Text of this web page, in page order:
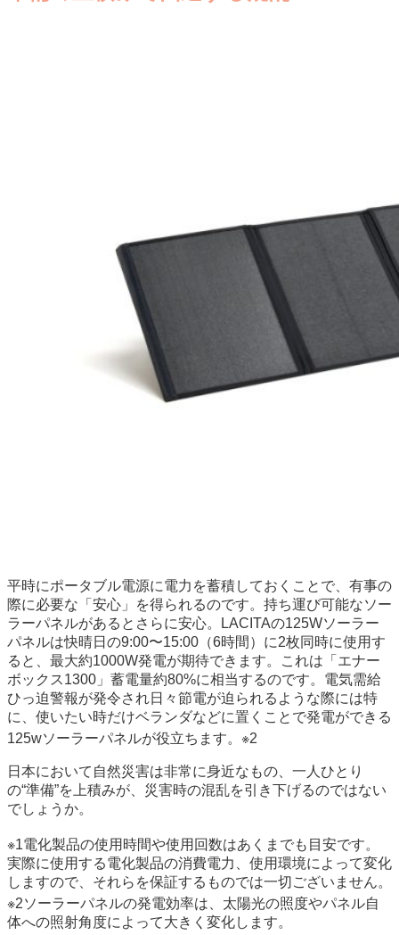
平時にポータブル電源に電力を蓄積しておくことで、有事の
際に必要な「安心」を得られるのです。持ち運び可能なソー
ラーパネルがあるとさらに安心。LACITAの125Wソーラー
パネルは快晴日の9:00〜15:00（6時間）に2枚同時に使用す
ると、最大約1000W発電が期待できます。これは「エナー
ボックス1300」蓄電量約80%に相当するのです。電気需給
ひっ迫警報が発令され日々節電が迫られるような際には特
に、使いたい時だけベランダなどに置くことで発電ができる
125wソーラーパネルが役立ちます。※2
日本において自然災害は非常に身近なもの、一人ひとり
の“準備”を上積みが、災害時の混乱を引き下げるのではない
でしょうか。
※1電化製品の使用時間や使用回数はあくまでも目安です。
実際に使用する電化製品の消費電力、使用環境によって変化
しますので、それらを保証するものでは一切ございません。
※2ソーラーパネルの発電効率は、太陽光の照度やパネル自
体への照射角度によって大きく変化します。